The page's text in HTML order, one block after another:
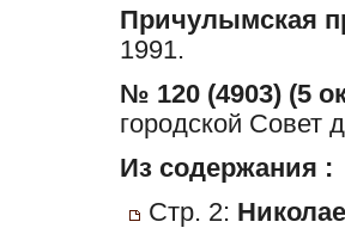
Причулымская
1991.
№ 120 (4903) (5
городской Совет
Из содержания :
Стр. 2: